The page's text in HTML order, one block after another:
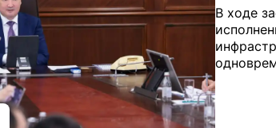
В ходе